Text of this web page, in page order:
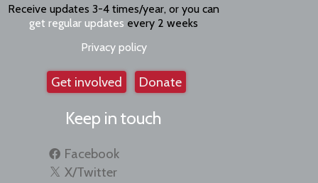
Receive updates 3-4 times/year, or you can
get regular updates every 2 weeks
Privacy policy
Get involved Donate
Keep in touch
Facebook
X/Twitter